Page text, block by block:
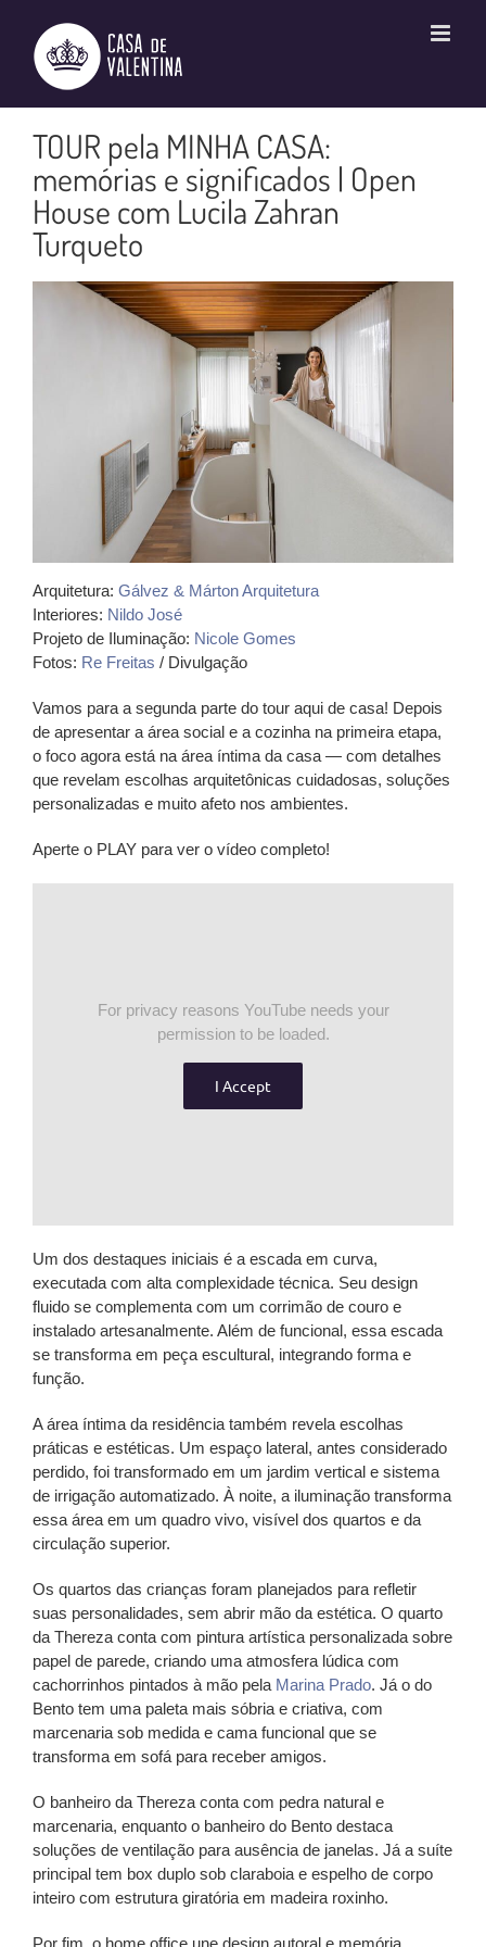
conteúdo
TOUR pela MINHA CASA:
memórias e significados | Open
House com Lucila Zahran
Turqueto
Arquitetura: Gálvez & Márton Arquitetura
Interiores: Nildo José
Projeto de Iluminação: Nicole Gomes
Fotos: Re Freitas / Divulgação
Vamos para a segunda parte do tour aqui de casa! Depois
de apresentar a área social e a cozinha na primeira etapa,
o foco agora está na área íntima da casa — com detalhes
que revelam escolhas arquitetônicas cuidadosas, soluções
personalizadas e muito afeto nos ambientes.
Aperte o PLAY para ver o vídeo completo!
For privacy reasons YouTube needs your
permission to be loaded.
I Accept
Um dos destaques iniciais é a escada em curva,
executada com alta complexidade técnica. Seu design
fluido se complementa com um corrimão de couro e
instalado artesanalmente. Além de funcional, essa escada
se transforma em peça escultural, integrando forma e
função.
A área íntima da residência também revela escolhas
práticas e estéticas. Um espaço lateral, antes considerado
perdido, foi transformado em um jardim vertical e sistema
de irrigação automatizado. À noite, a iluminação transforma
essa área em um quadro vivo, visível dos quartos e da
circulação superior.
Os quartos das crianças foram planejados para refletir
suas personalidades, sem abrir mão da estética. O quarto
da Thereza conta com pintura artística personalizada sobre
papel de parede, criando uma atmosfera lúdica com
cachorrinhos pintados à mão pela Marina Prado. Já o do
Bento tem uma paleta mais sóbria e criativa, com
marcenaria sob medida e cama funcional que se
transforma em sofá para receber amigos.
O banheiro da Thereza conta com pedra natural e
marcenaria, enquanto o banheiro do Bento destaca
soluções de ventilação para ausência de janelas. Já a suíte
principal tem box duplo sob claraboia e espelho de corpo
inteiro com estrutura giratória em madeira roxinho.
Por fim, o home office une design autoral e memória